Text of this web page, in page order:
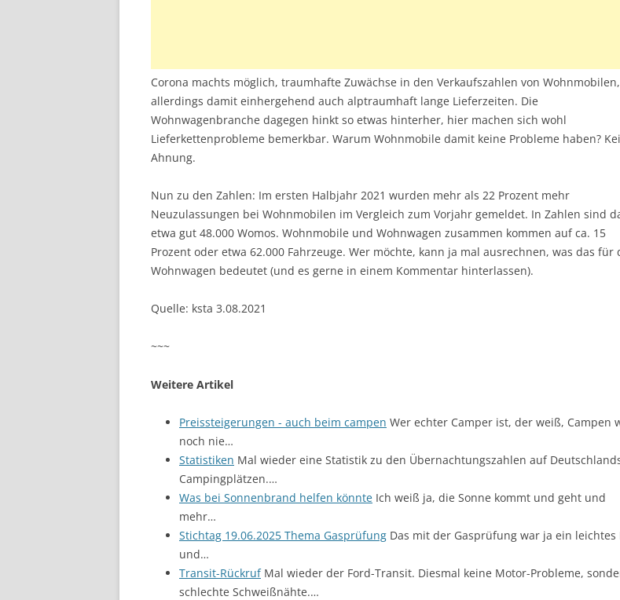
Corona machts möglich, traumhafte Zuwächse in den Verkaufszahlen von Wohnmobilen,
allerdings damit einhergehend auch alptraumhaft lange Lieferzeiten. Die
Wohnwagenbranche dagegen hinkt so etwas hinterher, hier machen sich wohl
Lieferkettenprobleme bemerkbar. Warum Wohnmobile damit keine Probleme haben?
Ahnung.
Nun zu den Zahlen: Im ersten Halbjahr 2021 wurden mehr als 22 Prozent mehr
Neuzulassungen bei Wohnmobilen im Vergleich zum Vorjahr gemeldet. In Zahlen sind
etwa gut 48.000 Womos. Wohnmobile und Wohnwagen zusammen kommen auf ca. 15
Prozent oder etwa 62.000 Fahrzeuge. Wer möchte, kann ja mal ausrechnen, was das für
Wohnwagen bedeutet (und es gerne in einem Kommentar hinterlassen).
Quelle: ksta 3.08.2021
~~~
Weitere Artikel
Preissteigerungen - auch beim campen Wer echter Camper ist, der weiß, Campen
noch nie…
Statistiken Mal wieder eine Statistik zu den Übernachtungszahlen auf
Campingplätzen.…
Was bei Sonnenbrand helfen könnte Ich weiß ja, die Sonne kommt und geht und
mehr…
Stichtag 19.06.2025 Thema Gasprüfung Das mit der Gasprüfung war ja ein leichtes
und…
Transit-RückrufMal wieder der Ford-Transit. Diesmal keine Motor-Probleme,
schlechte Schweißnähte.…